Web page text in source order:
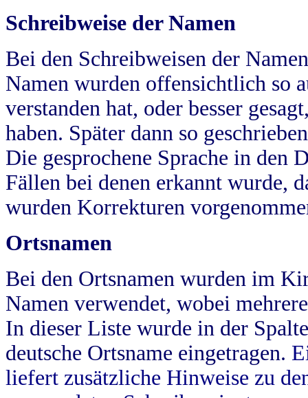
Schreibweise der Namen
Bei den Schreibweisen der
Namen wurden offensichtlich so
verstanden hat, oder besser
haben. Später dann so
Die gesprochene Sprache in
Fällen bei denen erkannt wurde,
wurden Korrekturen
Ortsnamen
Bei den Ortsnamen wurden im
Namen verwendet, wobei
In dieser Liste wurde in der
deutsche Ortsname eingetragen.
liefert zusätzliche Hinweise zu